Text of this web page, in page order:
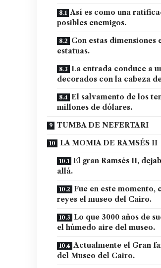
Así es como una
posibles enemigos.
Con estas dimensiones
estatuas.
La entrada conduce a
decorados con la cabeza
El salvamento de los
millones de dólares.
TUMBA DE NEFERTARI
LA MOMIA DE RAMSÉS II
El gran Ramsés II,
allá.
Fue en este
reyes el museo del Cairo.
Lo que 3000 años de
el húmedo aire del museo.
Actualmente el Gran
del Museo del Cairo.